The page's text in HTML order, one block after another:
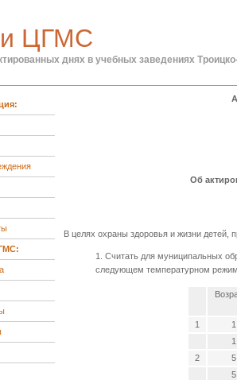
ЦГМС
днях в учебных заведениях
Об
В целях охраны здоровья и жизни
1. Считать для муниципальных
следующем температурном
1
2